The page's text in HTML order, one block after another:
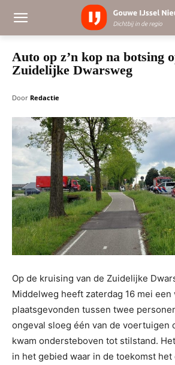
Auto op z’n kop na botsing
Zuidelijke Dwarsweg
Door Redactie
Op de kruising van de Zuidelijke
Middelweg heeft zaterdag 16 mei
plaatsgevonden tussen twee
ongeval sloeg één van de voertuigen
kwam ondersteboven tot stilstand.
in het gebied waar in de toekomst